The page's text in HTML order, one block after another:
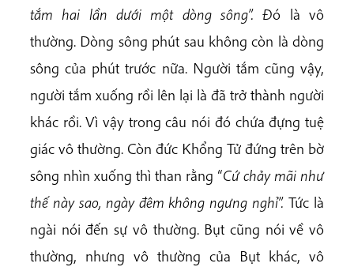
tắm hai lần dưới một dòng sông”. Đó là vô
thường. Dòng sông phút sau không còn là dòng
sông của phút trước nữa. Người tắm cũng vậy,
người tắm xuống rồi lên lại là đã trở thành người
khác rồi. Vì vậy trong câu nói đó chứa đựng tuệ
giác vô thường. Còn đức Khổng Tử đứng trên bờ
sông nhìn xuống thì than rằng “Cứ chảy mãi như
thế này sao, ngày đêm không ngưng nghỉ”. Tức là
ngài nói đến sự vô thường. Bụt cũng nói về vô
thường, nhưng vô thường của Bụt khác, vô